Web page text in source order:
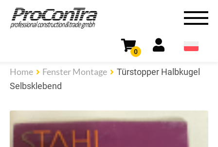
0
Home Fenster Montage
Türstopper Halbkugel
Selbsklebend